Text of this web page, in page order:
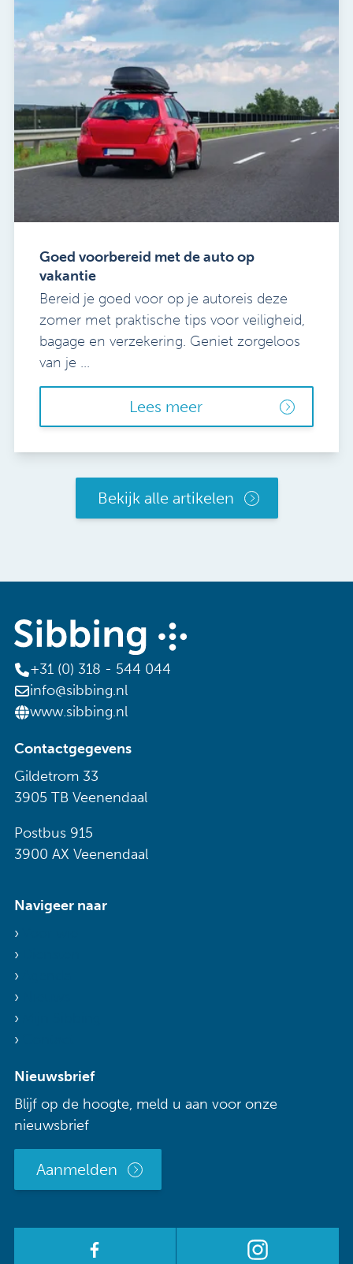
Goed voorbereid met de auto op
vakantie
Bereid je goed voor op je autoreis deze
zomer met praktische tips voor veiligheid,
bagage en verzekering. Geniet zorgeloos
van je ...
Lees meer
Bekijk alle artikelen
+31 (0) 318 - 544 044
info@sibbing.nl
www.sibbing.nl
Contactgegevens
Gildetrom 33
3905 TB Veenendaal
Postbus 915
3900 AX Veenendaal
Navigeer naar
Nieuwsbrief
Blijf op de hoogte, meld u aan voor onze
nieuwsbrief
Aanmelden